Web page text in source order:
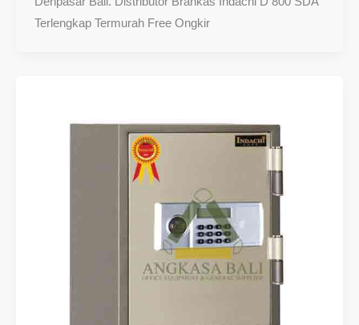
Terlengkap Termurah Free Ongkir